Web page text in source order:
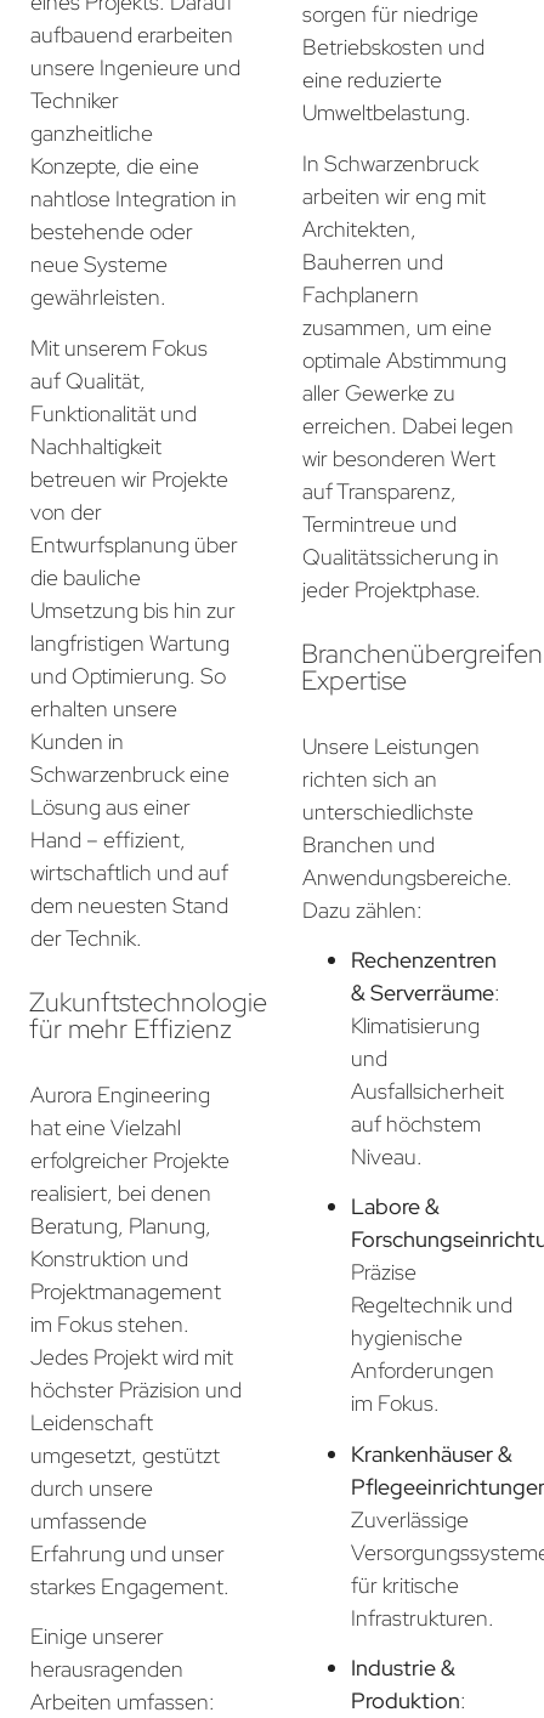
aufbauend erarbeiten
unsere Ingenieure und
Techniker
ganzheitliche
Konzepte, die eine
nahtlose Integration in
bestehende oder
neue Systeme
gewährleisten.
Mit unserem Fokus
auf Qualität,
Funktionalität und
Nachhaltigkeit
betreuen wir Projekte
von der
Entwurfsplanung über
die bauliche
Umsetzung bis hin zur
langfristigen Wartung
und Optimierung. So
erhalten unsere
Kunden in
Schwarzenbruck eine
Lösung aus einer
Hand – effizient,
wirtschaftlich und auf
dem neuesten Stand
der Technik.
Zukunftstechnologie
für mehr Effizienz
Aurora Engineering
hat eine Vielzahl
erfolgreicher Projekte
realisiert, bei denen
Beratung, Planung,
Konstruktion und
Projektmanagement
im Fokus stehen.
Jedes Projekt wird mit
höchster Präzision und
Leidenschaft
umgesetzt, gestützt
durch unsere
umfassende
Erfahrung und unser
starkes Engagement.
Einige unserer
herausragenden
Arbeiten umfassen:
sorgen für niedrige
Betriebskosten und
eine reduzierte
Umweltbelastung.
In Schwarzenbruck
arbeiten wir eng mit
Architekten,
Bauherren und
Fachplanern
zusammen, um eine
optimale Abstimmung
aller Gewerke zu
erreichen. Dabei legen
wir besonderen Wert
auf Transparenz,
Termintreue und
Qualitätssicherung in
jeder Projektphase.
Expertise
Unsere Leistungen
richten sich an
unterschiedlichste
Branchen und
Anwendungsbereiche.
Dazu zählen:
Rechenzentren
& Serverräume:
Klimatisierung
und
Ausfallsicherheit
auf höchstem
Niveau.
Labore &
Präzise
Regeltechnik und
hygienische
Anforderungen
im Fokus.
Krankenhäuser &
Zuverlässige
für kritische
Infrastrukturen.
Industrie &
Produktion: